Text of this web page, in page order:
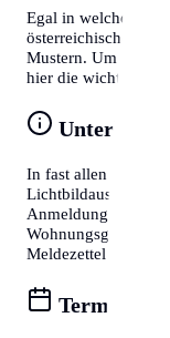
Egal in welcher
österreichische
Mustern. Um Zeit
hier die wichtigsten
Unterlagen
In fast allen Fällen
Lichtbildausweis
Anmeldung eines
Meldezettel (in AT)
Termine